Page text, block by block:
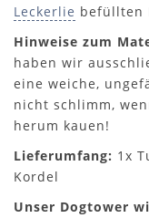
Leckerlie befüllten
Hinweise zum
haben wir
eine weiche,
nicht schlimm,
herum kauen!
Lieferumfang: 1x
Kordel
Unser Dogtower